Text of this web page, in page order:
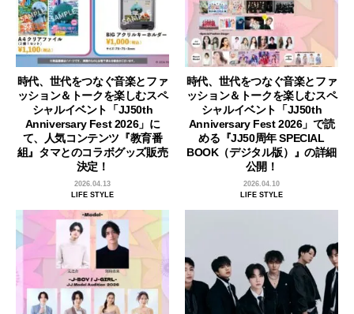
時代、世代をつなぐ音楽とファ
ッション＆トークを楽しむスペ
シャルイベント「JJ50th
Anniversary Fest 2026」に
て、人気コンテンツ『教育番
組』タマとのコラボグッズ販売
決定！
2026.04.13
LIFE STYLE
時代、世代をつなぐ音楽とファ
ッション＆トークを楽しむスペ
シャルイベント「JJ50th
Anniversary Fest 2026」で読
める『JJ50周年 SPECIAL
BOOK（デジタル版）』の詳細
公開！
2026.04.10
LIFE STYLE